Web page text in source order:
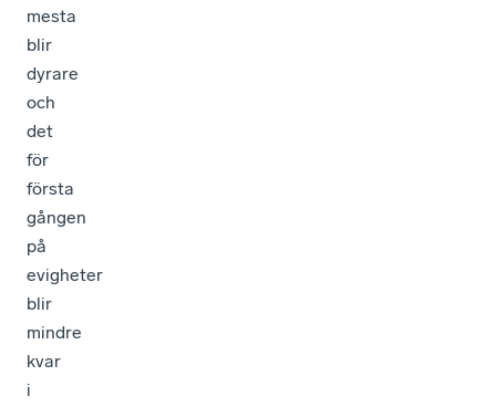
mesta
blir
dyrare
och
det
för
första
gången
på
evigheter
blir
mindre
kvar
i